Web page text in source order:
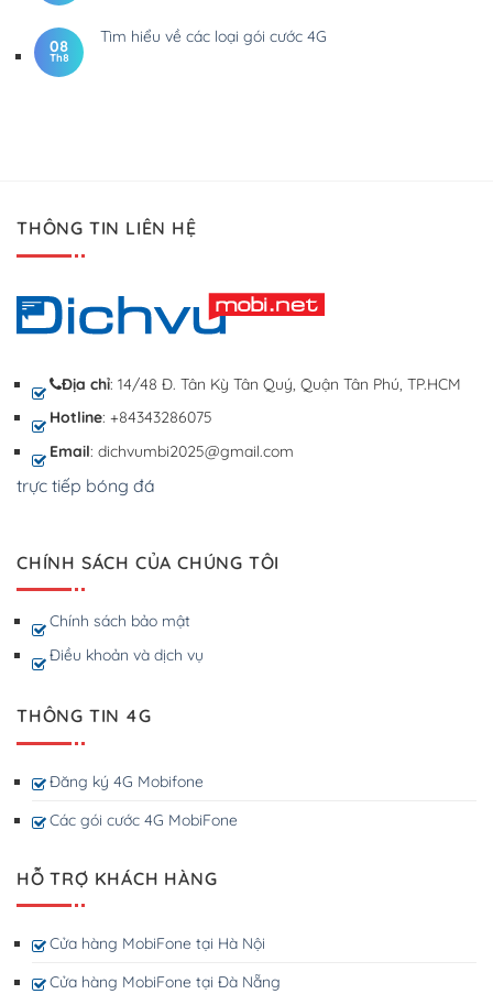
08
Th8
Tìm hiểu về các loại gói cước 4G
THÔNG TIN LIÊN HỆ
Địa chỉ: 14/48 Đ. Tân Kỳ Tân Quý, Quận Tân Phú, TP.HCM
Hotline: +84343286075
Email: dichvumbi2025@gmail.com
trực tiếp bóng đá
CHÍNH SÁCH CỦA CHÚNG TÔI
Chính sách bảo mật
Điều khoản và dịch vụ
THÔNG TIN 4G
Đăng ký 4G Mobifone
Các gói cước 4G MobiFone
HỖ TRỢ KHÁCH HÀNG
Cửa hàng MobiFone tại Hà Nội
Cửa hàng MobiFone tại Đà Nẵng